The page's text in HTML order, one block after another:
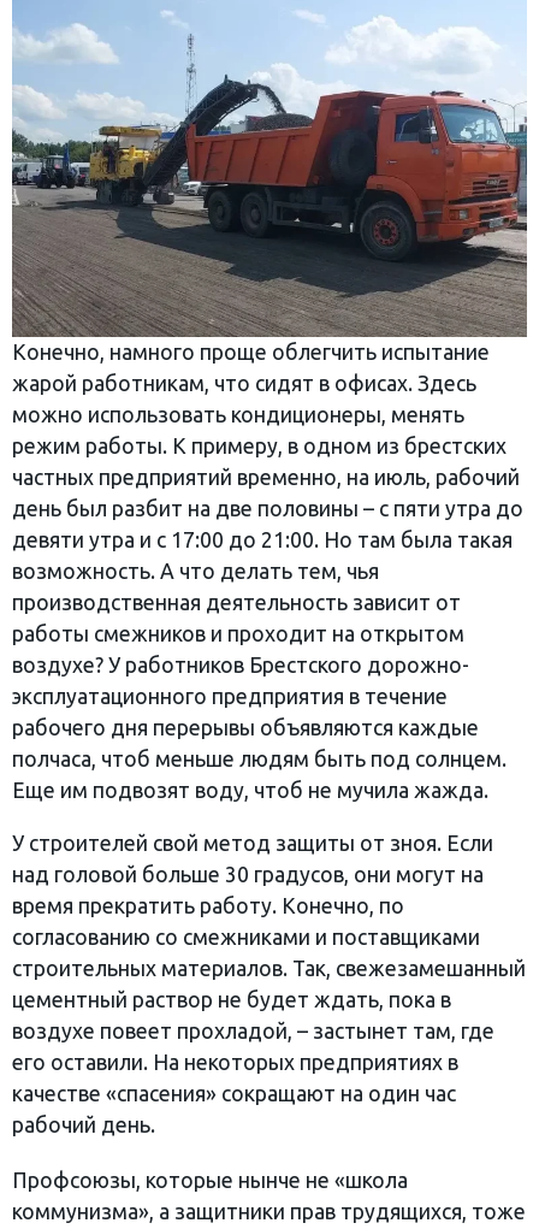
Конечно, намного проще облегчить испытание
жарой работникам, что сидят в офисах. Здесь
можно использовать кондиционеры, менять
режим работы. К примеру, в одном из брестских
частных предприятий временно, на июль, рабочий
день был разбит на две половины – с пяти утра до
девяти утра и с 17:00 до 21:00. Но там была такая
возможность. А что делать тем, чья
производственная деятельность зависит от
работы смежников и проходит на открытом
воздухе? У работников Брестского дорожно-
эксплуатационного предприятия в течение
рабочего дня перерывы объявляются каждые
полчаса, чтоб меньше людям быть под солнцем.
Еще им подвозят воду, чтоб не мучила жажда.
У строителей свой метод защиты от зноя. Если
над головой больше 30 градусов, они могут на
время прекратить работу. Конечно, по
согласованию со смежниками и поставщиками
строительных материалов. Так, свежезамешанный
цементный раствор не будет ждать, пока в
воздухе повеет прохладой, – застынет там, где
его оставили. На некоторых предприятиях в
качестве «спасения» сокращают на один час
рабочий день.
Профсоюзы, которые нынче не «школа
коммунизма», а защитники прав трудящихся, тоже